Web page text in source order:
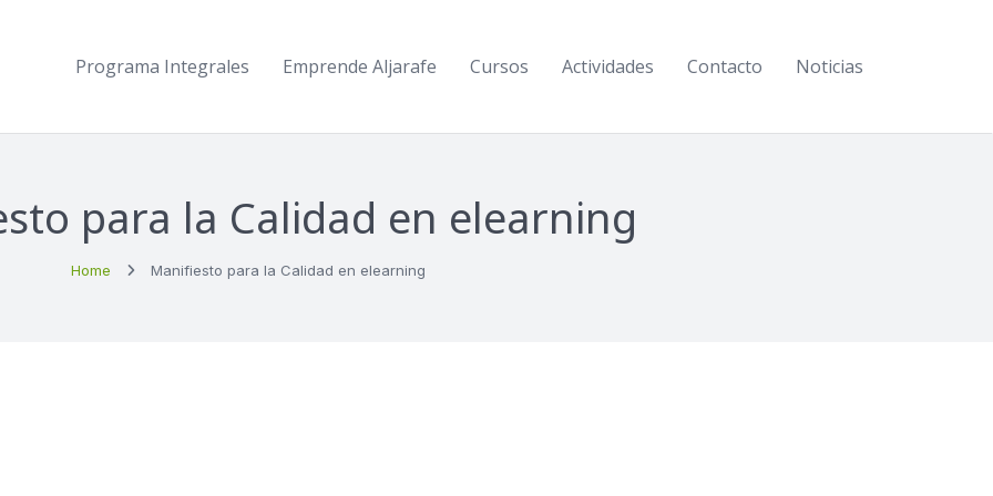
Programa Integrales Emprende Aljarafe Cursos Actividades Contacto Noticias
para la Calidad en elearning
Home Manifiesto para la Calidad en elearning